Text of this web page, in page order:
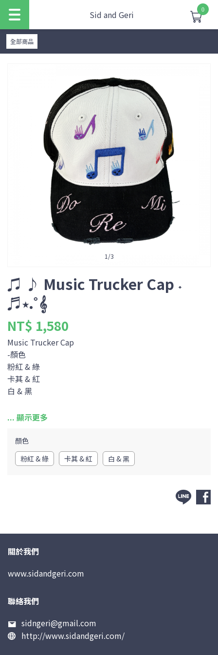
Sid and Geri 0
全部商品
1 /3
♫ ♪ Music Trucker Cap ˖
݁♬⋆.˚𝄞
NT$ 1,580
Music Trucker Cap
-顏色
粉紅 & 綠
卡其 & 紅
白 & 黑
-尺寸
顏色
粉紅 & 綠
卡其 & 紅 白 & 黑
關於我們
www.sidandgeri.com
聯絡我們
sidngeri@gmail.com
http://www.sidandgeri.com/